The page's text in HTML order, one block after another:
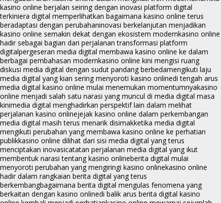
kasino online berjalan seiring dengan inovasi platform digital
terkiniera digital memperlihatkan bagaimana kasino online terus
beradaptasi dengan perubahaninovasi berkelanjutan menjadikan
kasino online semakin dekat dengan ekosistem modernkasino online
hadir sebagai bagian dari perjalanan transformasi platform
digitalpergeseran media digital membawa kasino online ke dalam
berbagai pembahasan modernkasino online kini mengisi ruang
diskusi media digital dengan sudut pandang berbedamengikuti laju
media digital yang kian sering menyoroti kasino onlinedi tengah arus
media digital kasino online mulai menemukan momentumnyakasino
online menjadi salah satu narasi yang muncul di media digital masa
kinimedia digital menghadirkan perspektif lain dalam melihat
perjalanan kasino onlinejejak kasino online dalam perkembangan
media digital masih terus menarik disimakketika media digital
mengikuti perubahan yang membawa kasino online ke perhatian
publikkasino online dilihat dari sisi media digital yang terus
menciptakan inovasicatatan perjalanan media digital yang ikut
membentuk narasi tentang kasino onlineberita digital mulai
menyoroti perubahan yang mengiringi kasino onlinekasino online
hadir dalam rangkaian berita digital yang terus
berkembangbagaimana berita digital mengulas fenomena yang
berkaitan dengan kasino onlinedi balik arus berita digital kasino